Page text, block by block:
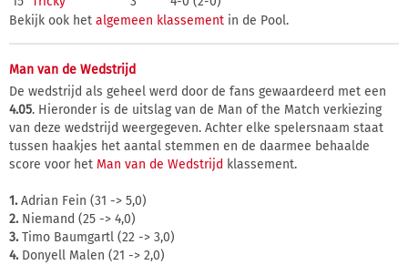
Bekijk ook het algemeen klassement in de Pool.
Man van de Wedstrijd
De wedstrijd als geheel werd door de fans gewaardeerd met een
4.05. Hieronder is de uitslag van de Man of the Match verkiezing
van deze wedstrijd weergegeven. Achter elke spelersnaam staat
tussen haakjes het aantal stemmen en de daarmee behaalde
score voor het Man van de Wedstrijd klassement.
1.Adrian Fein (31 -> 5,0)
2.Niemand (25 -> 4,0)
3.Timo Baumgartl (22 -> 3,0)
4.Donyell Malen (21 -> 2,0)